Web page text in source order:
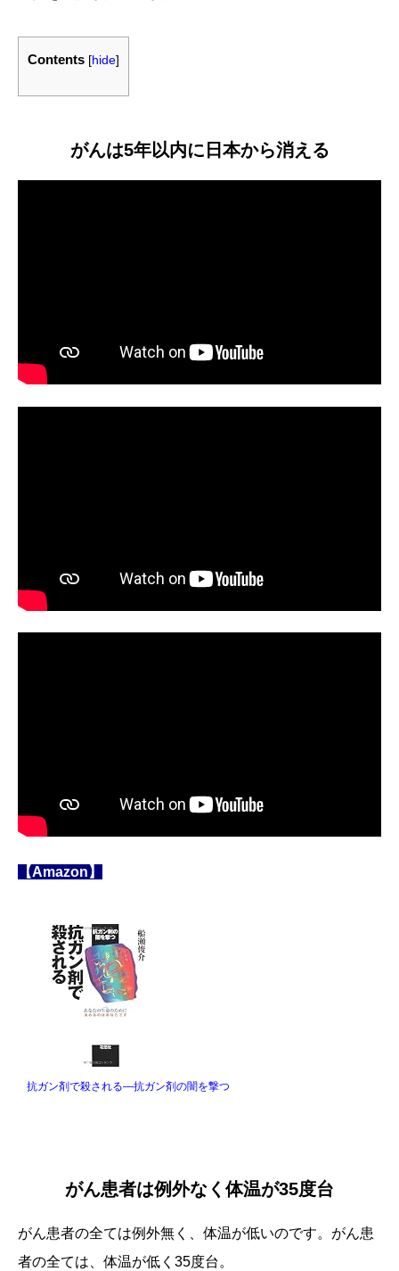
Contents [hide]
がんは5年以内に日本から消える
【Amazon】
抗ガン剤で殺される―抗ガン剤の闇を撃つ
がん患者は例外なく体温が35度台
がん患者の全ては例外無く、体温が低いのです。がん患
者の全ては、体温が低く35度台。